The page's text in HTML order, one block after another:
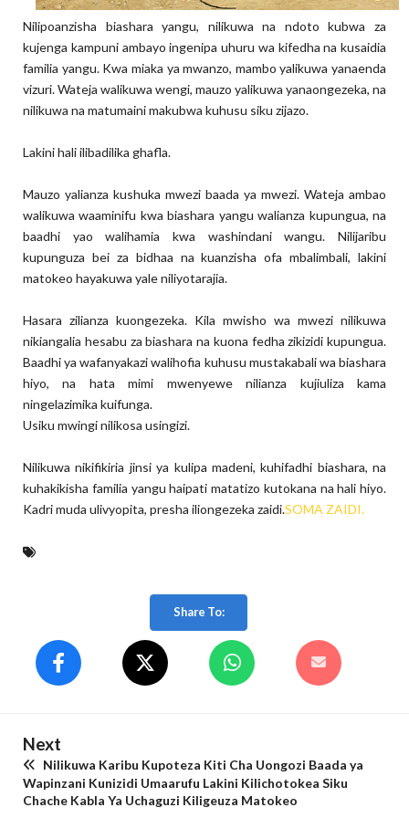
Nilipoanzisha biashara yangu, nilikuwa na ndoto kubwa za
kujenga kampuni ambayo ingenipa uhuru wa kifedha na kusaidia
familia yangu. Kwa miaka ya mwanzo, mambo yalikuwa yanaenda
vizuri. Wateja walikuwa wengi, mauzo yalikuwa yanaongezeka, na
nilikuwa na matumaini makubwa kuhusu siku zijazo.
Lakini hali ilibadilika ghafla.
Mauzo yalianza kushuka mwezi baada ya mwezi. Wateja ambao
walikuwa waaminifu kwa biashara yangu walianza kupungua, na
baadhi yao walihamia kwa washindani wangu. Nilijaribu
kupunguza bei za bidhaa na kuanzisha ofa mbalimbali, lakini
matokeo hayakuwa yale niliyotarajia.
Hasara zilianza kuongezeka. Kila mwisho wa mwezi nilikuwa
nikiangalia hesabu za biashara na kuona fedha zikizidi kupungua.
Baadhi ya wafanyakazi walihofia kuhusu mustakabali wa biashara
hiyo, na hata mimi mwenyewe nilianza kujiuliza kama
ningelazimika kuifunga.
Usiku mwingi nilikosa usingizi.
Nilikuwa nikifikiria jinsi ya kulipa madeni, kuhifadhi biashara, na
kuhakikisha familia yangu haipati matatizo kutokana na hali hiyo.
Kadri muda ulivyopita, presha iliongezeka zaidi.SOMA ZAIDI.
Share To:
Next
Nilikuwa Karibu Kupoteza Kiti Cha Uongozi Baada ya
Wapinzani Kunizidi Umaarufu Lakini Kilichotokea Siku
Chache Kabla Ya Uchaguzi Kiligeuza Matokeo